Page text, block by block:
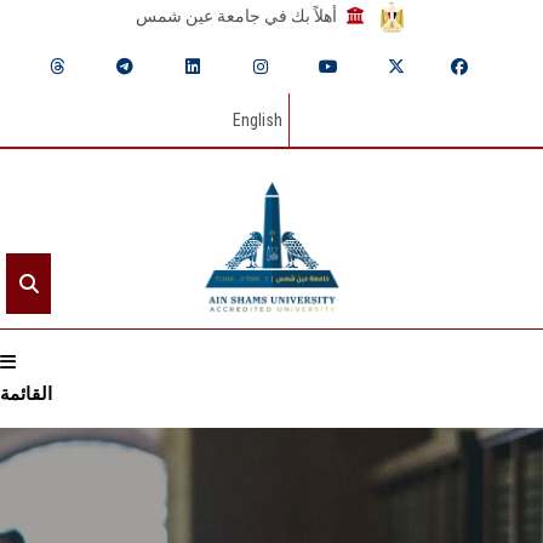
أهلاً بك في جامعة عين شمس
English
القائمة
عن الجامعة